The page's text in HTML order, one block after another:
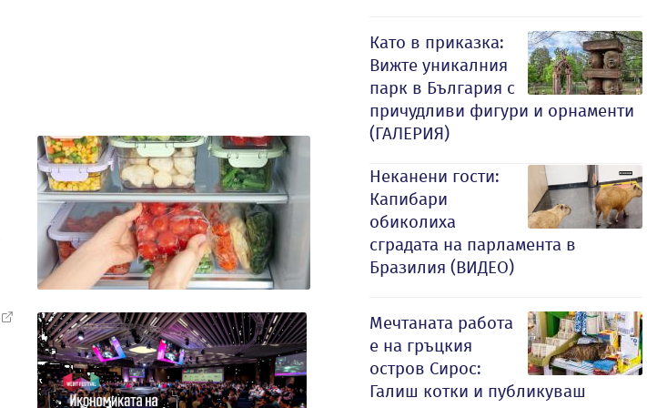
Като в приказка:
Вижте уникалния
парк в България с
причудливи фигури и орнаменти
(ГАЛЕРИЯ)
Неканени гости:
Капибари
обиколиха
сградата на парламента в
Бразилия (ВИДЕО)
Мечтаната работа
е на гръцкия
остров Сирос:
Галиш котки и публикуваш